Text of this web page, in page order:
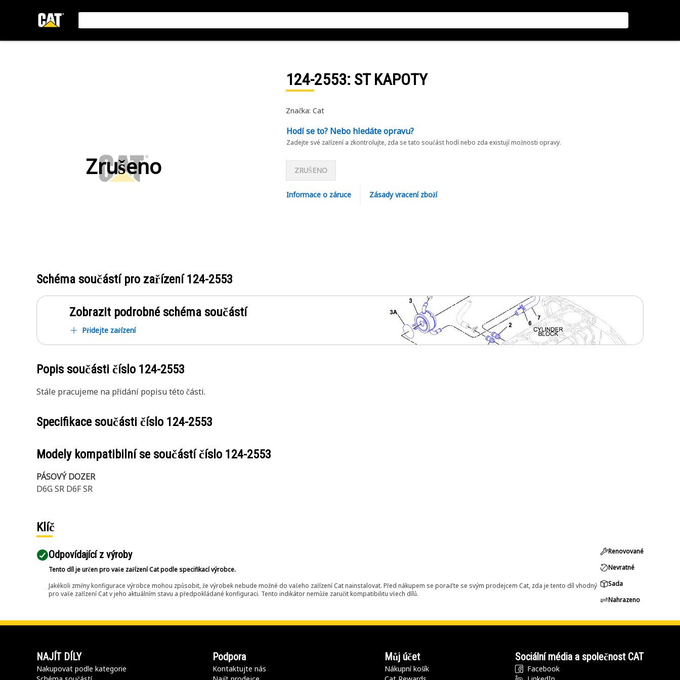
Zrušeno
124-2553: ST KAPOTY
Značka: Cat
Hodí se to? Nebo hledáte opravu?
Zadejte své zařízení a zkontrolujte, zda se tato součást hodí nebo zda existují možnosti opravy.
ZRUŠENO
Informace o záruce Zásady vracení zboží
Schéma součástí pro zařízení124-2553
Zobrazit podrobné schéma součástí
Přidejte zařízení
Popis součásti číslo 124-2553
Stále pracujeme na přidání popisu této části.
Specifikace součásti číslo 124-2553
Modely kompatibilní se součástí číslo 124-2553
PÁSOVÝ DOZER
D6G SR D6F SR
Klíč
Odpovídající z výroby
Tento díl je určen pro vaše zařízení Cat podle specifikací výrobce.
Jakékoli změny konfigurace výrobce mohou způsobit, že výrobek nebude možné do vašeho zařízení Cat nainstalovat. Před nákupem se poraďte se svým prodejcem Cat, zda je tento díl vhodný
pro vaše zařízení Cat v jeho aktuálním stavu a předpokládané konfiguraci. Tento indikátor nemůže zaručit kompatibilitu všech dílů.
Renovované
Nevratné
Sada
Nahrazeno
NAJÍT DÍLY
Nakupovat podle kategorie
Podpora
Kontaktujte nás
Můj účet
Nákupní košík
Sociální média a společnost CAT
Facebook